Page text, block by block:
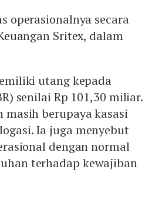
operasionalnya secara
Sritex, dalam
utang kepada
senilai Rp 101,30 miliar.
berupaya kasasi
Ia juga menyebut
dengan normal
terhadap kewajiban